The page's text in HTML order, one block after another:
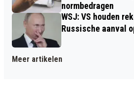
normbedragen
WSJ: VS houden
Russische aanval
Meer artikelen